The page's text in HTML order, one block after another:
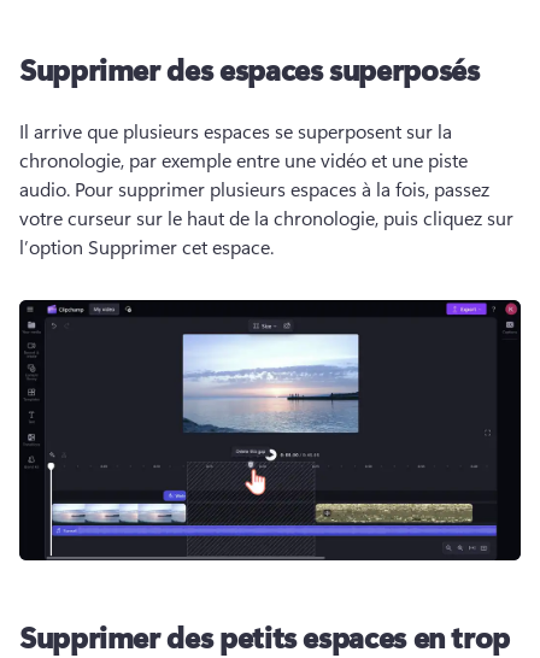
Supprimer des espaces superposés
Il arrive que plusieurs espaces se superposent sur la
chronologie, par exemple entre une vidéo et une piste
audio. Pour supprimer plusieurs espaces à la fois, passez
votre curseur sur le haut de la chronologie, puis cliquez sur
l’option Supprimer cet espace.
Supprimer des petits espaces en trop